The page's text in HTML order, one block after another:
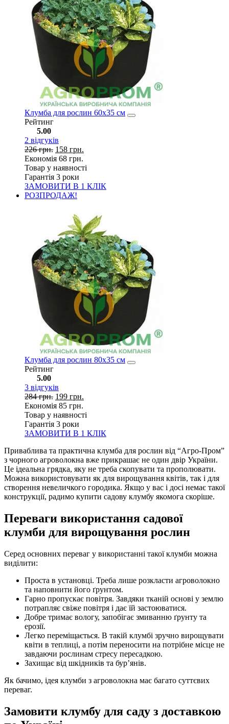
Клумба для рослин 60х35 см
Рейтинг
5.00
2 відгуків
226грн. 158 грн.
Економія 68 грн.
Товар у наявності
Гарантія 3 роки
ЗАМОВИТИ В 1 КЛІК
РОЗПРОДАЖ!
Клумба для рослин 80х35 см
Рейтинг
5.00
3 відгуків
284грн. 199 грн.
Економія 85 грн.
Товар у наявності
Гарантія 3 роки
ЗАМОВИТИ В 1 КЛІК
Приваблива та практична клумба для рослин від “Агро-Пром”
з чорного агроволокна вже прикрашає не один двір України.
Це ідеальна грядка, яку не треба скопувати та прополювати.
Можна використовувати як для вирощування квітів, так і для
створення невеличкого городика. Якщо у вас і досі немає такої
конструкції, радимо купити садову клумбу якомога скоріше.
Переваги використання садової
клумби для вирощування рослин
Серед основних переваг у використанні такої клумби можна
виділити:
Проста в установці. Треба лише розкласти агроволокно
та наповнити його ґрунтом.
Гарно пропускає повітря. Завдяки тканій основі у землю
потрапляє свіже повітря і дає їй застоюватися.
Добре тримає вологу, запобігає змиванню ґрунту та
ерозії.
Легко переміщається. В такій клумбі зручно вирощувати
квіти в теплиці, а потім переносити на потрібне місце не
завдаючи рослинам стресу пересадкою.
Захищає від шкідників та бур’янів.
Як бачимо, ідея клумби з агроволокна має багато суттєвих
переваг.
Замовити клумбу для саду з доставкою